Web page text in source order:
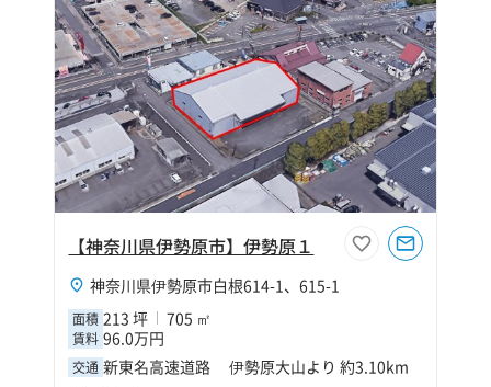
【神奈川県伊勢原市】伊勢原１
神奈川県伊勢原市白根614-1、615-1
面積 213 坪 705 ㎡
賃料 96.0万円
交通 新東名高速道路 伊勢原大山より 約3.10km